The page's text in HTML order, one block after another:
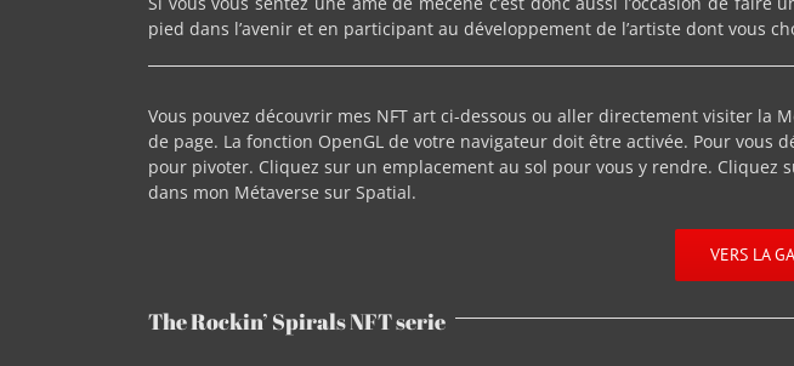
pied dans l’avenir et en participant au développement de l’artiste dont vous
Vous pouvez découvrir mes NFT art ci-dessous ou aller directement visiter la
de page. La fonction OpenGL de votre navigateur doit être activée. Pour vous
pour pivoter. Cliquez sur un emplacement au sol pour vous y rendre.
dans mon Métaverse sur Spatial.
VERS LA
The Rockin’ Spirals NFT serie